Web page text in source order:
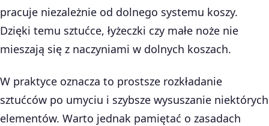
pracuje niezależnie od dolnego systemu koszy.
Dzięki temu sztućce, łyżeczki czy małe noże nie
mieszają się z naczyniami w dolnych koszach.
W praktyce oznacza to prostsze rozkładanie
sztućców po umyciu i szybsze wysuszanie niektórych
elementów. Warto jednak pamiętać o zasadach